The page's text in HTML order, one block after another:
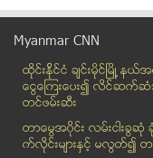
၈၈ မ်ဳိးဆက္ ေခါင္း
NLD အေျခခံဥပေ
စက္ေလွေမွာက္၍ ေ
ဓာတ္ေလွကားညပ္
ရန္ကုန္တိုင္းေဒသျကီ
Myanmar CNN
ထိုင္းနို္င္ငံ ခ်င္းမိုင္ျမိဳ ့နယ္
ေငြေၾကးေပး၍ လိင္ဆက္ဆံ
တင္ဖမ္းဆီး
တာေမြအ၀ိုင္း လမ္းငါးခ
က္လိုင္းမ်ားႏွင့္ မလြတ္၍ တ